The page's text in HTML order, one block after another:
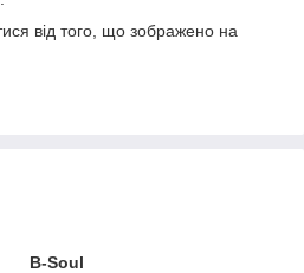
від того, що зображено на
B-Soul